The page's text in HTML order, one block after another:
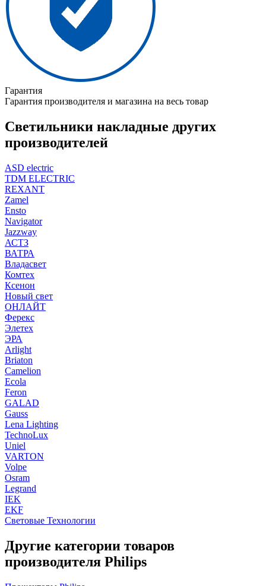
Гарантия
Гарантия производителя и магазина на весь товар
Светильники накладные других
производителей
ASD electric
TDM ELECTRIC
REXANT
Zamel
Ensto
Navigator
Jazzway
АСТЗ
ВАТРА
Владасвет
Комтех
Ксенон
Новый свет
ОНЛАЙТ
Ферекс
Элетех
ЭРА
Arlight
Briaton
Camelion
Ecola
Feron
GALAD
Gauss
Lena Lighting
TechnoLux
Uniel
VARTON
Volpe
Osram
Legrand
IEK
EKF
Световые Технологии
Другие категории товаров
производителя Philips